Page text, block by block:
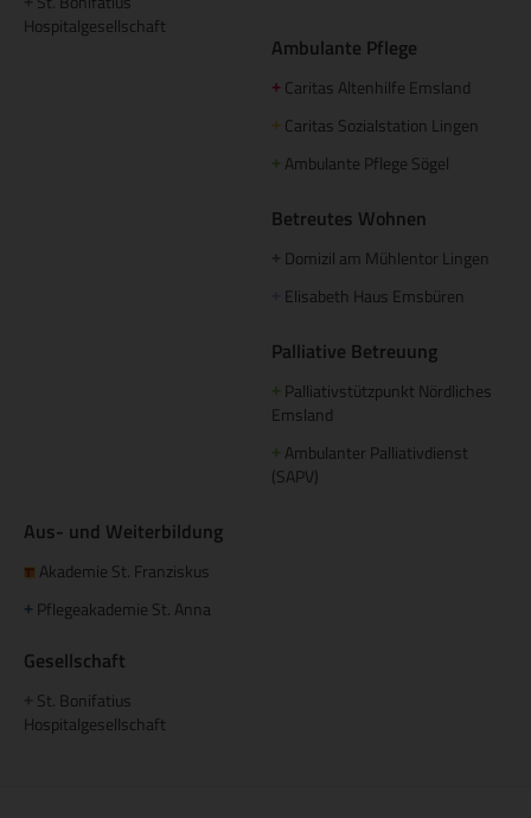
Hospitalgesellschaft
Ambulante Pflege
+ Caritas Altenhilfe Emsland
+ Caritas Sozialstation Lingen
+ Ambulante Pflege Sögel
Betreutes Wohnen
Domizil am Mühlentor Lingen
Elisabeth Haus Emsbüren
Palliative Betreuung
+ Palliativstützpunkt Nördliches
Emsland
+ Ambulanter Palliativdienst
(SAPV)
Aus- und Weiterbildung
Akademie St. Franziskus
+ Pflegeakademie St. Anna
Gesellschaft
St. Bonifatius
Hospitalgesellschaft